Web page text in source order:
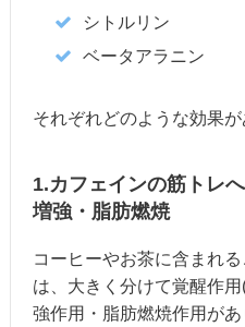
シトルリン
ベータアラニン
それぞれどのような効果
1.カフェインの筋トレ
増強・脂肪燃焼
コーヒーやお茶に含まれ
は、大きく分けて覚醒作
強作用・脂肪燃焼作用があ